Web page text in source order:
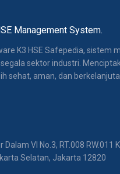
Management System.
K3 HSE Safepedia, sistem
segala sektor industri.
sehat, aman, dan
Dalam VI No.3, RT.008 RW.011
Selatan, Jakarta 12820